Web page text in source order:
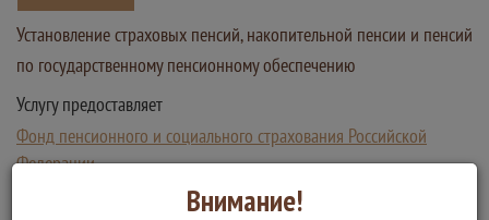
Установление страховых пенсий, накопительной пенсии и пенсий
по государственному пенсионному обеспечению
Услугу предоставляет
Фонд пенсионного и социального страхования Российской
Федерации
Назначение пенсииВнимание!